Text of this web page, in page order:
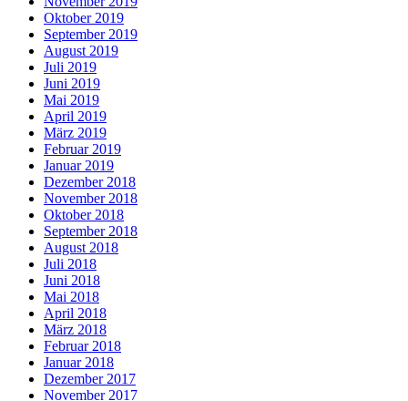
Oktober 2019
September 2019
August 2019
Juli 2019
Juni 2019
Mai 2019
April 2019
März 2019
Februar 2019
Januar 2019
Dezember 2018
November 2018
Oktober 2018
September 2018
August 2018
Juli 2018
Juni 2018
Mai 2018
April 2018
März 2018
Februar 2018
Januar 2018
Dezember 2017
November 2017